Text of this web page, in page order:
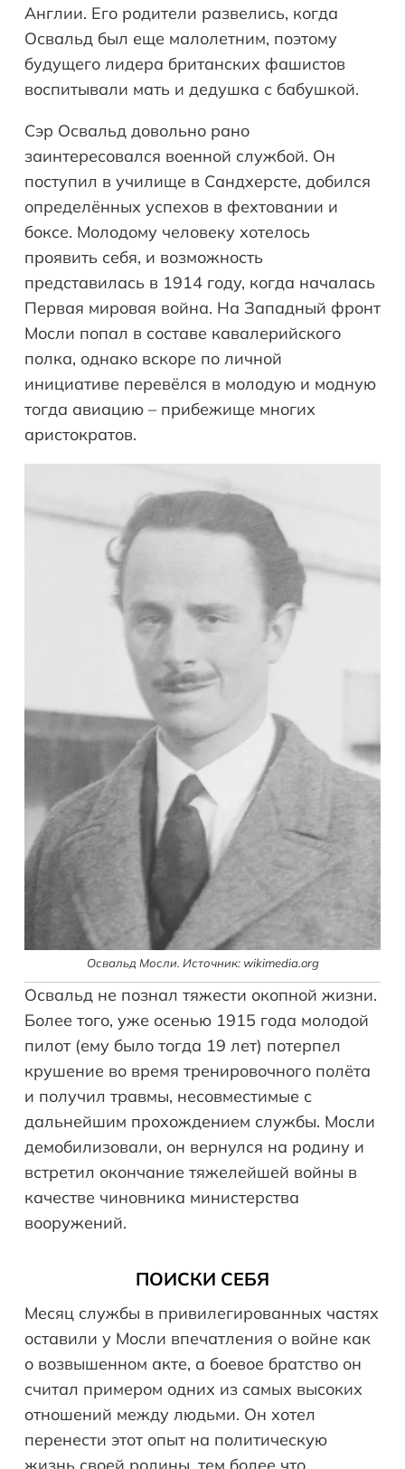
Англии. Его родители развелись, когда
Освальд был еще малолетним, поэтому
будущего лидера британских фашистов
воспитывали мать и дедушка с бабушкой.
Сэр Освальд довольно рано
заинтересовался военной службой. Он
поступил в училище в Сандхерсте, добился
определённых успехов в фехтовании и
боксе. Молодому человеку хотелось
проявить себя, и возможность
представилась в 1914 году, когда началась
Первая мировая война. На Западный фронт
Мосли попал в составе кавалерийского
полка, однако вскоре по личной
инициативе перевёлся в молодую и модную
тогда авиацию – прибежище многих
аристократов.
Освальд Мосли. Источник: wikimedia.org
Освальд не познал тяжести окопной жизни.
Более того, уже осенью 1915 года молодой
пилот (ему было тогда 19 лет) потерпел
крушение во время тренировочного полёта
и получил травмы, несовместимые с
дальнейшим прохождением службы. Мосли
демобилизовали, он вернулся на родину и
встретил окончание тяжелейшей войны в
качестве чиновника министерства
вооружений.
ПОИСКИ СЕБЯ
Месяц службы в привилегированных частях
оставили у Мосли впечатления о войне как
о возвышенном акте, а боевое братство он
считал примером одних из самых высоких
отношений между людьми. Он хотел
перенести этот опыт на политическую